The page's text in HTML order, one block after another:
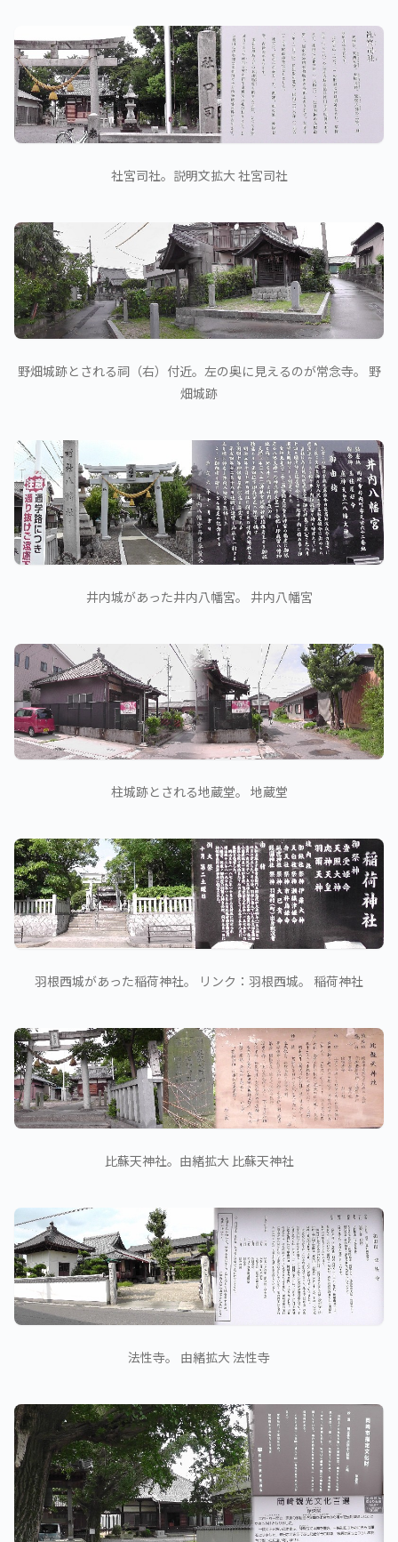
社宮司社。説明文拡大 社宮司社
野畑城跡とされる祠（右）付近。左の奥に見えるのが常念寺。 野
畑城跡
井内城があった井内八幡宮。 井内八幡宮
柱城跡とされる地蔵堂。 地蔵堂
羽根西城があった稲荷神社。 リンク：羽根西城。 稲荷神社
比蘇天神社。由緒拡大 比蘇天神社
法性寺。 由緒拡大 法性寺